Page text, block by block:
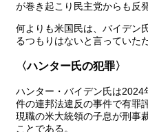
が巻き起こり民主党からも反
何よりも米国民は、バイデン
るつもりはないと言っていた
〈ハンター氏の犯罪〉
ハンター・バイデン氏は
件の連邦法違反の事件で有罪
現職の米大統領の子息が刑事
ことである。